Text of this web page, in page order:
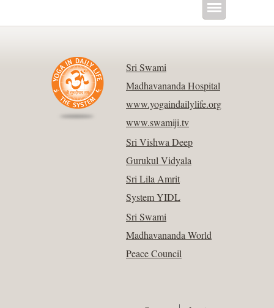
Sri Swami
Madhavananda Hospital
www.yogaindailylife.org
www.swamiji.tv
Sri Vishwa Deep
Gurukul Vidyala
Sri Lila Amrit
System YIDL
Sri Swami
Madhavananda World
Peace Council